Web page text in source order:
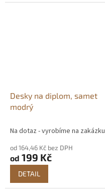
Desky na diplom, samet
modrý
Na dotaz - vyrobíme na zakázku
od 164,46 Kč bez DPH
od 199 Kč
DETAIL